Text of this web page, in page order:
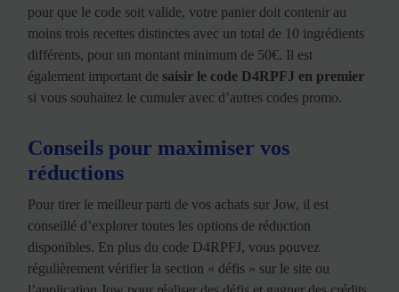
pour que le code soit valide, votre panier doit contenir au
moins trois recettes distinctes avec un total de 10 ingrédients
différents, pour un montant minimum de 50€. Il est
également important desaisir le code D4RPFJ en premier
si vous souhaitez le cumuler avec d’autres codes promo.
Conseils pour maximiser vos
réductions
Pour tirer le meilleur parti de vos achats sur Jow, il est
conseillé d’explorer toutes les options de réduction
disponibles. En plus du code D4RPFJ, vous pouvez
régulièrement vérifier la section « défis » sur le site ou